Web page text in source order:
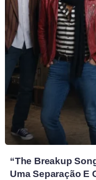
“The Breakup
Uma Separação E